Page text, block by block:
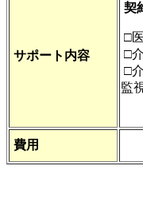
サポート内容
契
□
□
□
監
費用